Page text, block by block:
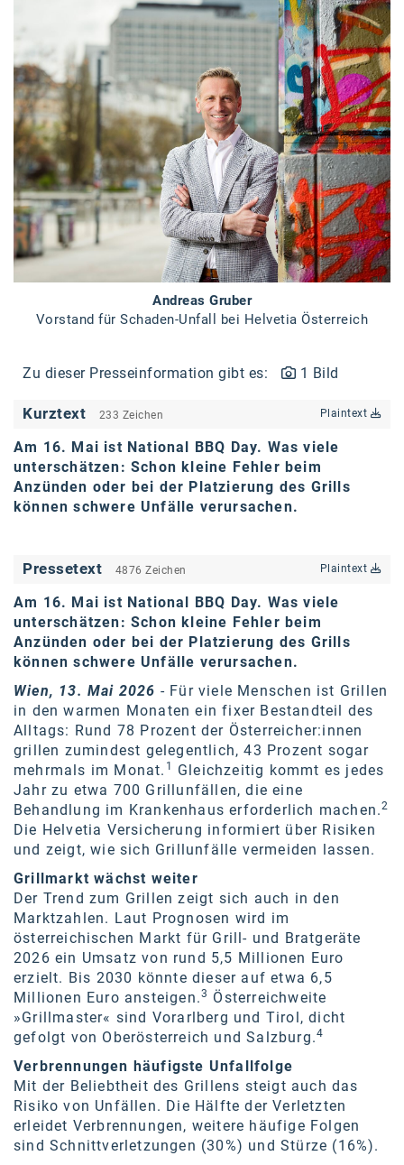
BISON
Brandl Talos
Braun
BRP-Rotax
Bundesdenkmalamt
Calle Libre
DDB Wien
Enkeltaugliches Österreich
GrECo
GYNIAL
Helvetia Österreich
Interzero
Kostenwahrheit
Kyndryl
LWND
Mastercard
NEOH
Nespresso
Neudoerfler
OBI
Oral-B
PAYBACK
Planted
PwC
P&G
RIC
Schiefer Rechtsanwälte
Security KAG
Andreas Gruber
Vorstand für Schaden-Unfall bei Helvetia Österreich
Zu dieser Presseinformation gibt es: 1 Bild
Kurztext 233 Zeichen Plaintext
Am 16. Mai ist National BBQ Day. Was viele
unterschätzen: Schon kleine Fehler beim
Anzünden oder bei der Platzierung des Grills
können schwere Unfälle verursachen.
Pressetext 4876 Zeichen Plaintext
Am 16. Mai ist National BBQ Day. Was viele
unterschätzen: Schon kleine Fehler beim
Anzünden oder bei der Platzierung des Grills
können schwere Unfälle verursachen.
Wien, 13. Mai 2026 - Für viele Menschen ist Grillen
in den warmen Monaten ein fixer Bestandteil des
Alltags: Rund 78 Prozent der Österreicher:innen
grillen zumindest gelegentlich, 43 Prozent sogar
mehrmals im Monat. 1
Gleichzeitig kommt es jedes
Jahr zu etwa 700 Grillunfällen, die eine
Behandlung im Krankenhaus erforderlich machen.2
Die Helvetia Versicherung informiert über Risiken
und zeigt, wie sich Grillunfälle vermeiden lassen.
Grillmarkt wächst weiter
Der Trend zum Grillen zeigt sich auch in den
Marktzahlen. Laut Prognosen wird im
österreichischen Markt für Grill- und Bratgeräte
2026 ein Umsatz von rund 5,5 Millionen Euro
erzielt. Bis 2030 könnte dieser auf etwa 6,5
Millionen Euro ansteigen.3 Österreichweite
»Grillmaster« sind Vorarlberg und Tirol, dicht
gefolgt von Oberösterreich und Salzburg.4
Verbrennungen häufigste Unfallfolge
Mit der Beliebtheit des Grillens steigt auch das
Risiko von Unfällen. Die Hälfte der Verletzten
erleidet Verbrennungen, weitere häufige Folgen
sind Schnittverletzungen (30%) und Stürze (16%).